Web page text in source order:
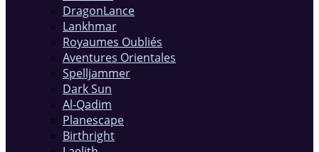
DragonLance
Lankhmar
Royaumes Oubliés
Aventures Orientales
Spelljammer
Dark Sun
Al-Qadim
Planescape
Birthright